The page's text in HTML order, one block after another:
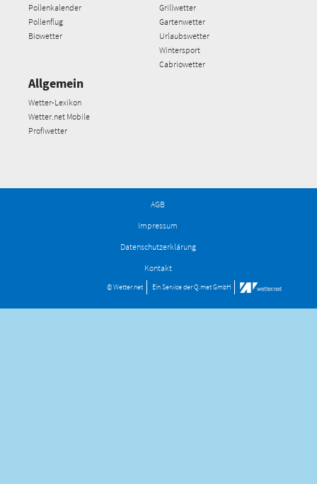
Pollenkalender
Pollenflug
Biowetter
Grillwetter
Gartenwetter
Urlaubswetter
Wintersport
Cabriowetter
Allgemein
Wetter-Lexikon
Wetter.net Mobile
Profiwetter
AGB
Impressum
Datenschutzerklärung
Kontakt
© Wetter.net Ein Service derQ.met GmbH